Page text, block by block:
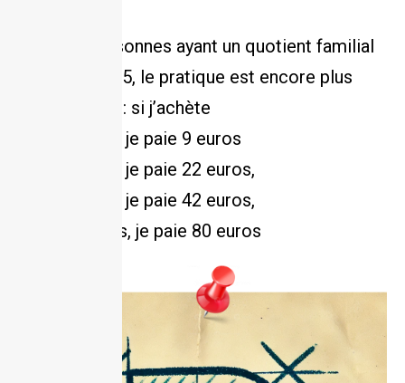
Pour les personnes ayant un quotient familial
inférieur à 775, le pratique est encore plus
économique : si j’achète
10 pratiques, je paie 9 euros
25 pratiques, je paie 22 euros,
50 pratiques, je paie 42 euros,
100 pratiques, je paie 80 euros